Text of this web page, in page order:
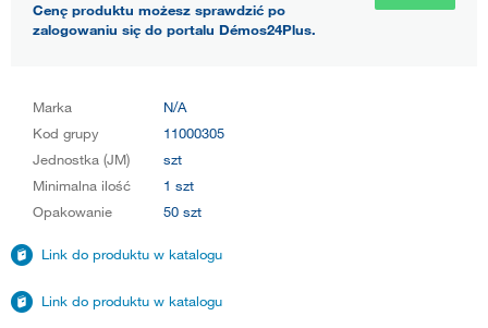
Cenę produktu możesz sprawdzić po
zalogowaniu się do portalu Démos24Plus.
Marka
N/A
Kod grupy
11000305
Jednostka (JM)
szt
Minimalna ilość
1 szt
Opakowanie
50 szt
Link do produktu w katalogu
Link do produktu w katalogu